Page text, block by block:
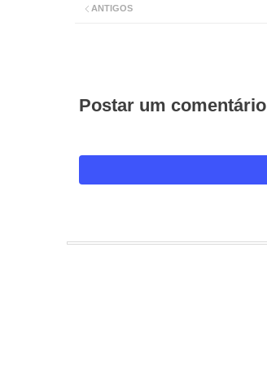
ANTIGOS
Postar um comentário